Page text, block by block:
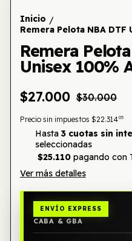
Inicio /
Remera Pelota NBA
Remera
Unisex 100%
$27.000 $30.000
Precio sin impuestos $22.31405
Hasta 3 cuotas sin
seleccionadas
$25.110pagando con
Ver más detalles
ENVÍO EXPRESS
CABA & GBA